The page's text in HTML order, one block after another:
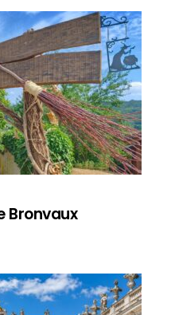
Bronvaux